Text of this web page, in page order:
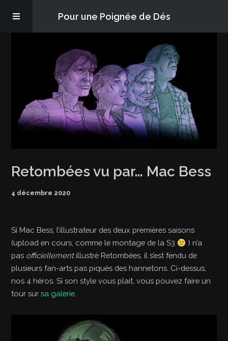
Pour une Poignée de Dés
S’abonner
À propos
Retombées vu par… Mac Bess
4 décembre 2020
Si Mac Bess, l’illustrateur des deux premières saisons
(upload en cours, comme le montage de la S3
) n’a
pas officiellementillustré Retombées, il s’est fendu de
plusieurs fan-arts pas piqués des hannetons. Ci-dessus,
nos 4 héros. Si son style vous plait, vous pouvez faire un
tour sursa galerie